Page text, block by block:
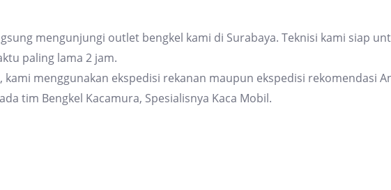
mengunjungi outlet bengkel kami di Surabaya. Teknisi kami siap
paling lama 2 jam.
menggunakan ekspedisi rekanan maupun ekspedisi rekomendasi
tim Bengkel Kacamura, Spesialisnya Kaca Mobil.